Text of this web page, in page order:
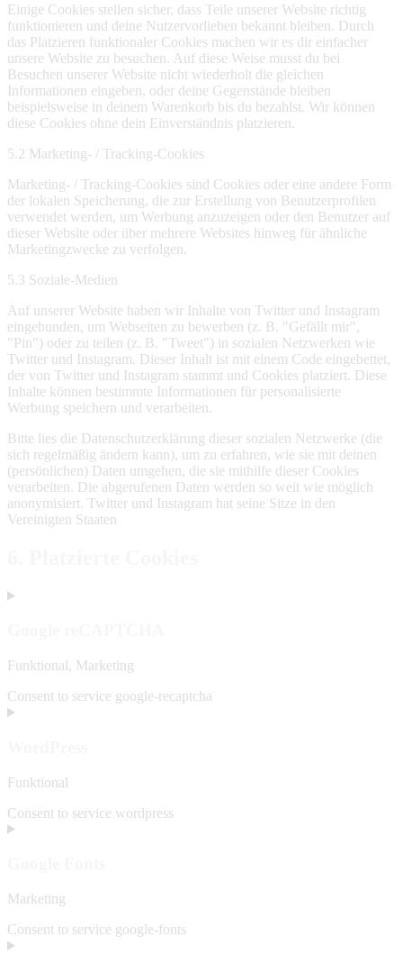
Einige Cookies stellen sicher, dass Teile unserer Website richtig
funktionieren und deine Nutzervorlieben bekannt bleiben. Durch
das Platzieren funktionaler Cookies machen wir es dir einfacher
unsere Website zu besuchen. Auf diese Weise musst du bei
Besuchen unserer Website nicht wiederholt die gleichen
Informationen eingeben, oder deine Gegenstände bleiben
beispielsweise in deinem Warenkorb bis du bezahlst. Wir können
diese Cookies ohne dein Einverständnis platzieren.
5.2 Marketing- / Tracking-Cookies
Marketing- / Tracking-Cookies sind Cookies oder eine andere Form
der lokalen Speicherung, die zur Erstellung von Benutzerprofilen
verwendet werden, um Werbung anzuzeigen oder den Benutzer auf
dieser Website oder über mehrere Websites hinweg für ähnliche
Marketingzwecke zu verfolgen.
5.3 Soziale-Medien
Auf unserer Website haben wir Inhalte von Twitter und Instagram
eingebunden, um Webseiten zu bewerben (z. B. "Gefällt mir",
"Pin") oder zu teilen (z. B. "Tweet") in sozialen Netzwerken wie
Twitter und Instagram. Dieser Inhalt ist mit einem Code eingebettet,
der von Twitter und Instagram stammt und Cookies platziert. Diese
Inhalte können bestimmte Informationen für personalisierte
Werbung speichern und verarbeiten.
Bitte lies die Datenschutzerklärung dieser sozialen Netzwerke (die
sich regelmäßig ändern kann), um zu erfahren, wie sie mit deinen
(persönlichen) Daten umgehen, die sie mithilfe dieser Cookies
verarbeiten. Die abgerufenen Daten werden so weit wie möglich
anonymisiert. Twitter und Instagram hat seine Sitze in den
Vereinigten Staaten
Funktional, Marketing
Consent to service google-recaptcha
Funktional
Consent to service wordpress
Marketing
Consent to service google-fonts